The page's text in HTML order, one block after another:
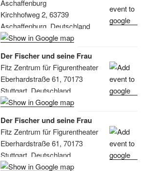
Aschaffenburg
Kirchhofweg 2, 63739
Aschaffenburg, Deutschland
Der Fischer und seine Frau
Fitz Zentrum für Figurentheater
Eberhardstraße 61, 70173
Stuttgart, Deutschland
Der Fischer und seine Frau
Fitz Zentrum für Figurentheater
Eberhardstraße 61, 70173
Stuttgart, Deutschland